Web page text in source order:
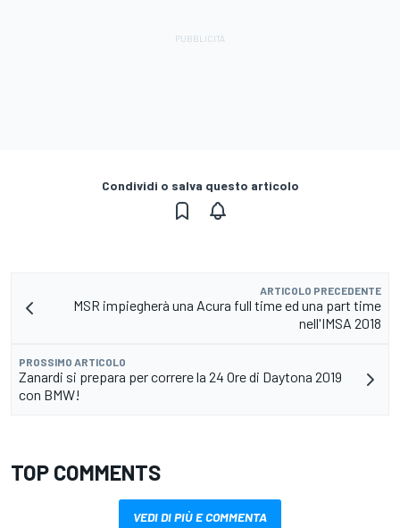
Condividi o salva questo articolo
ARTICOLO PRECEDENTE
MSR impiegherà una Acura full time ed una part time
nell'IMSA 2018
PROSSIMO ARTICOLO
Zanardi si prepara per correre la 24 Ore di Daytona 2019
con BMW!
TOP COMMENTS
VEDI DI PIÙ E COMMENTA